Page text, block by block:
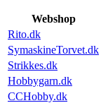
Webshop
Rito.dk
SymaskineTorvet.dk
Strikkes.dk
Hobbygarn.dk
CCHobby.dk